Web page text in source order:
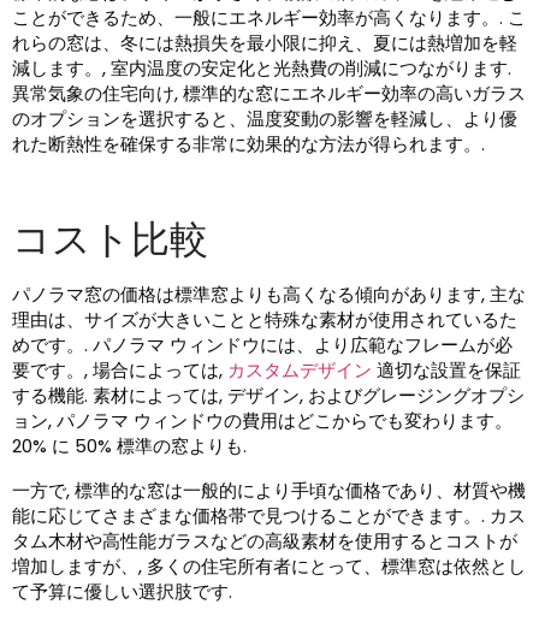
ことができるため、一般にエネルギー効率が高くなります。. こ
れらの窓は、冬には熱損失を最小限に抑え、夏には熱増加を軽
減します。, 室内温度の安定化と光熱費の削減につながります.
異常気象の住宅向け, 標準的な窓にエネルギー効率の高いガラス
のオプションを選択すると、温度変動の影響を軽減し、より優
れた断熱性を確保する非常に効果的な方法が得られます。.
コスト比較
パノラマ窓の価格は標準窓よりも高くなる傾向があります, 主な
理由は、サイズが大きいことと特殊な素材が使用されているた
めです。. パノラマ ウィンドウには、より広範なフレームが必
要です。, 場合によっては, カスタムデザイン 適切な設置を保証
する機能. 素材によっては, デザイン, およびグレージングオプシ
ョン, パノラマ ウィンドウの費用はどこからでも変わります。
20% に 50% 標準の窓よりも.
一方で, 標準的な窓は一般的により手頃な価格であり、材質や機
能に応じてさまざまな価格帯で見つけることができます。. カス
タム木材や高性能ガラスなどの高級素材を使用するとコストが
増加しますが、, 多くの住宅所有者にとって、標準窓は依然とし
て予算に優しい選択肢です.